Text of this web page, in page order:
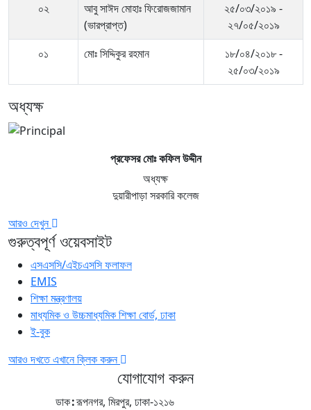
০২
আবু সাঈদ মোহাঃ ফিরোজজামান
(ভারপ্রাপ্ত)
২৫/০৩/২০১৯ -
২৭/০৫/২০১৯
০১
মোঃ সিদ্দিকুর রহমান
১৮/০৪/২০১৮ -
২৫/০৩/২০১৯
অধ্যক্ষ
প্রফেসর মোঃ কফিল উদ্দীন
অধ্যক্ষ
দুয়ারীপাড়া সরকারি কলেজ
আরও দেখুন
গুরুত্বপূর্ণ ওয়েবসাইট
এসএসসি/এইচএসসি ফলাফল
EMIS
শিক্ষা মন্ত্রণালয়
মাধ্যমিক ও উচ্চমাধ্যমিক শিক্ষা বোর্ড, ঢাকা
ই-বুক
আরও দখতে এখানে ক্লিক করুন
যোগাযোগ করুন
ডাক:রূপনগর, মিরপুর, ঢাকা-১২১৬